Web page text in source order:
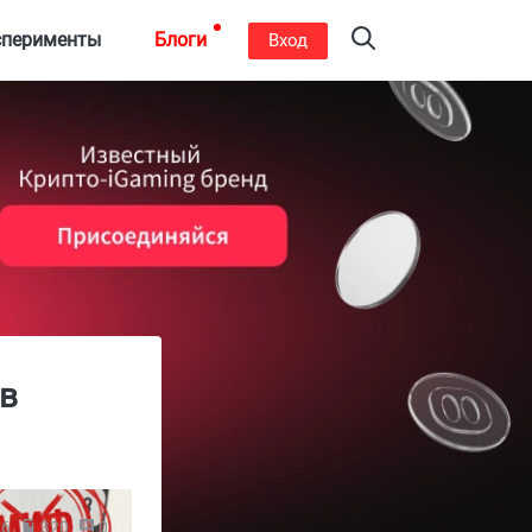
Блоги Вход
320 0